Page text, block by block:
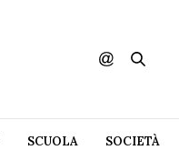
SCUOLA SOCIETÀ